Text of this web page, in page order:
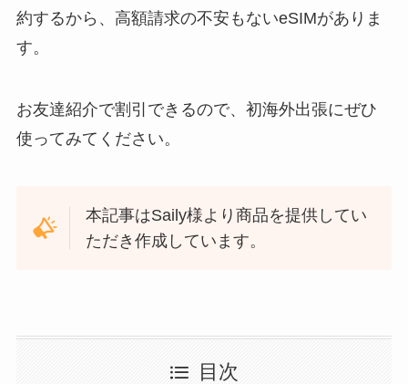
約するから、高額請求の不安もないeSIMがありま
す。
お友達紹介で割引できるので、初海外出張にぜひ
使ってみてください。
本記事はSaily様より商品を提供してい
ただき作成しています。
目次